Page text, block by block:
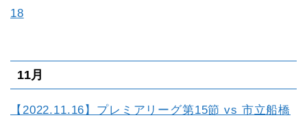
18
11月
【2022.11.16】プレミアリーグ第15節 vs 市立船橋